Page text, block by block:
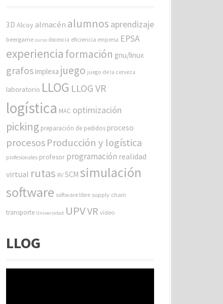
r
s
3D Alcoy almacén alumnos aprendizaje
beergame curso docencia eficiencia empresa EPSA
experiencia formación gnu/linux
grafos implexa juego juego de la cerveza
laboratorio LLOG LLOG VR
logística MAC optimización
picking preparación de pedidos proceso
procesosProducción y logística
profesionales profesor programación realidad
virtual rutas RV SCM simulación
software software libre supply chain
transporte Universidad UPVVR vídeo
LLOG